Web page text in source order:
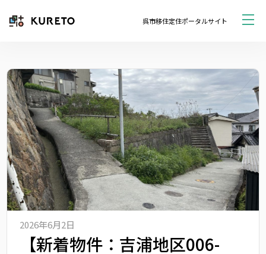
呉市移住定住ポータルサイト
2026年6月2日
【新着物件：吉浦地区006-